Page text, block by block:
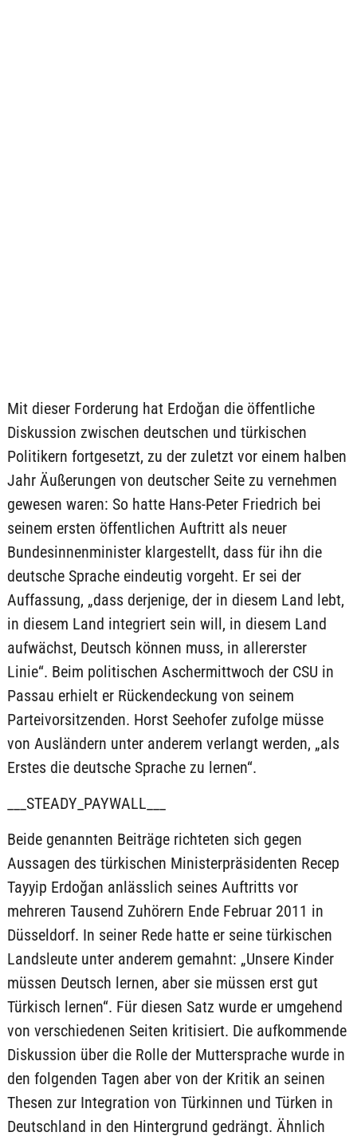
Mit dieser Forderung hat Erdoğan die öffentliche
Diskussion zwischen deutschen und türkischen
Politikern fortgesetzt, zu der zuletzt vor einem halben
Jahr Äußerungen von deutscher Seite zu vernehmen
gewesen waren: So hatte Hans-Peter Friedrich bei
seinem ersten öffentlichen Auftritt als neuer
Bundesinnenminister klargestellt, dass für ihn die
deutsche Sprache eindeutig vorgeht. Er sei der
Auffassung, „dass derjenige, der in diesem Land lebt,
in diesem Land integriert sein will, in diesem Land
aufwächst, Deutsch können muss, in allererster
Linie“. Beim politischen Aschermittwoch der CSU in
Passau erhielt er Rückendeckung von seinem
Parteivorsitzenden. Horst Seehofer zufolge müsse
von Ausländern unter anderem verlangt werden, „als
Erstes die deutsche Sprache zu lernen“.
___STEADY_PAYWALL___
Beide genannten Beiträge richteten sich gegen
Aussagen des türkischen Ministerpräsidenten Recep
Tayyip Erdoğan anlässlich seines Auftritts vor
mehreren Tausend Zuhörern Ende Februar 2011 in
Düsseldorf. In seiner Rede hatte er seine türkischen
Landsleute unter anderem gemahnt: „Unsere Kinder
müssen Deutsch lernen, aber sie müssen erst gut
Türkisch lernen“. Für diesen Satz wurde er umgehend
von verschiedenen Seiten kritisiert. Die aufkommende
Diskussion über die Rolle der Muttersprache wurde in
den folgenden Tagen aber von der Kritik an seinen
Thesen zur Integration von Türkinnen und Türken in
Deutschland in den Hintergrund gedrängt. Ähnlich